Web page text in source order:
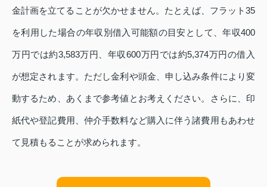
金計画を立てることが欠かせません。たとえば、フラット35
を利用した場合の年収別借入可能額の目安として、年収400
万円では約3,583万円、年収600万円では約5,374万円の借入
が想定されます。ただし金利や頭金、申し込み条件により変
動するため、あくまで参考値とお考えください。さらに、印
紙代や登記費用、仲介手数料など購入に伴う諸費用もあわせ
て見積もることが求められます。